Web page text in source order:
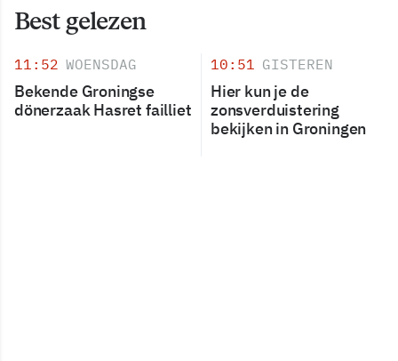
Best gelezen
11:52 WOENSDAG
Bekende Groningse
dönerzaak Hasret failliet
10:51 GISTEREN
Hier kun je de
zonsverduistering
bekijken in Groningen